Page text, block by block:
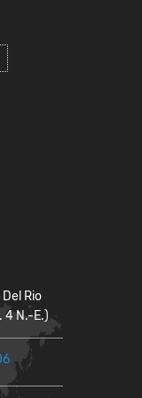
Rio
4 N.-E.)